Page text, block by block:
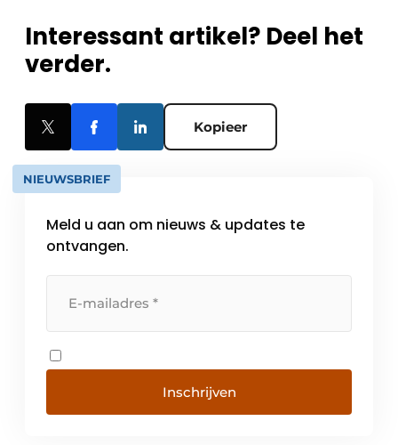
Interessant artikel? Deel het
verder.
Kopieer
NIEUWSBRIEF
Meld u aan om nieuws & updates te
ontvangen.
Inschrijven